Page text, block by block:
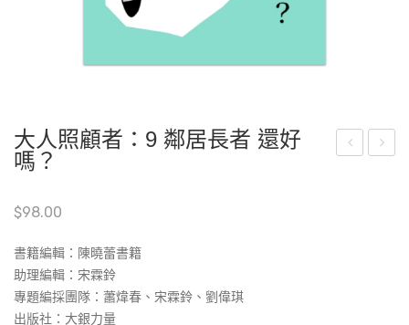
大人照顧者：9 鄰居長者 還好
嗎？
$98.00
書籍編輯：陳曉蕾書籍
助理編輯：宋霖鈴
專題編採團隊：蕭煒春、宋霖鈴、劉偉琪
出版社：大銀力量